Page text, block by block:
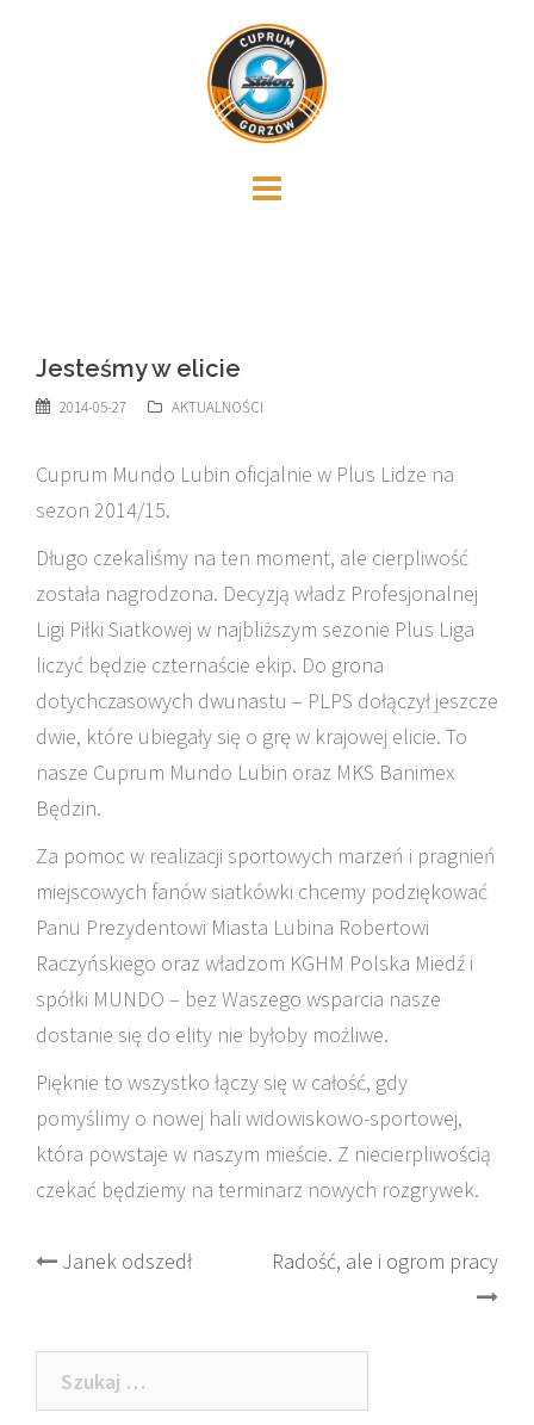
Jesteśmy w elicie
2014-05-27 AKTUALNOŚCI
Cuprum Mundo Lubin oficjalnie w Plus Lidze na
sezon 2014/15.
Długo czekaliśmy na ten moment, ale cierpliwość
została nagrodzona. Decyzją władz Profesjonalnej
Ligi Piłki Siatkowej w najbliższym sezonie Plus Liga
liczyć będzie czternaście ekip. Do grona
dotychczasowych dwunastu – PLPS dołączył jeszcze
dwie, które ubiegały się o grę w krajowej elicie. To
nasze Cuprum Mundo Lubin oraz MKS Banimex
Będzin.
Za pomoc w realizacji sportowych marzeń i pragnień
miejscowych fanów siatkówki chcemy podziękować
Panu Prezydentowi Miasta Lubina Robertowi
Raczyńskiego oraz władzom KGHM Polska Miedź i
spółki MUNDO – bez Waszego wsparcia nasze
dostanie się do elity nie byłoby możliwe.
Pięknie to wszystko łączy się w całość, gdy
pomyślimy o nowej hali widowiskowo-sportowej,
która powstaje w naszym mieście. Z niecierpliwością
czekać będziemy na terminarz nowych rozgrywek.
Post
Janek odszedł Radość, ale i ogrom pracy
Szukaj: